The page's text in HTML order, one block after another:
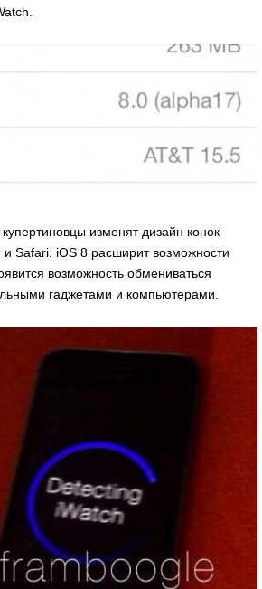
изменят дизайн конок
Safari. iOS 8 расширит возможности
возможность обмениваться
гаджетами и компьютерами.